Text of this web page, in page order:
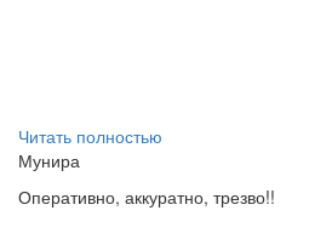
Читать полностью
Мунира
Оперативно, аккуратно, трезво!!